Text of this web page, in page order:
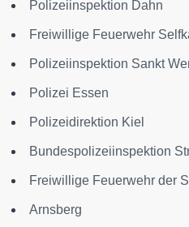
Polizeiinspektion Dahn
Freiwillige Feuerwehr
Polizeiinspektion Sankt
Polizei Essen
Polizeidirektion Kiel
Bundespolizeiinspektion
Freiwillige Feuerwehr der
Arnsberg